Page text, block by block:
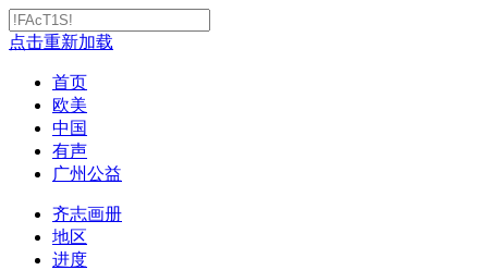
点击重新加载
首页
欧美
中国
有声
广州公益
齐志画册
地区
进度